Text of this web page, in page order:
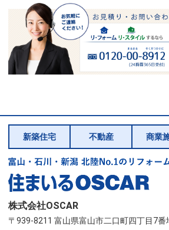
新築住宅 不動産 商業
株式会社OSCAR
〒939-8211 富山県富山市二口町四丁目7番